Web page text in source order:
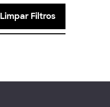
Limpar Filtros